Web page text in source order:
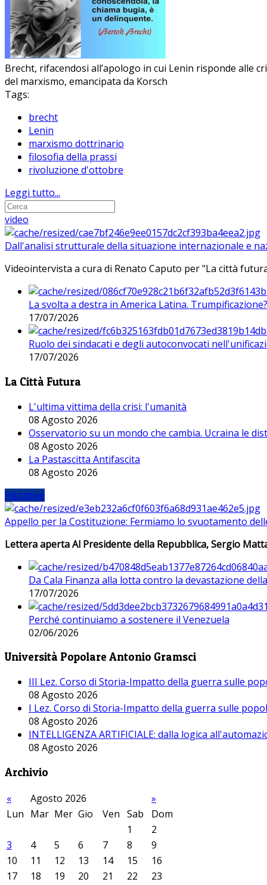
Brecht, rifacendosi all’apologo in cui Lenin risponde alle
del marxismo, emancipata da Korsch
Tags:
brecht
Lenin
marxismo dottrinario
filosofia della prassi
rivoluzione d'ottobre
Leggi tutto...
video
Dall'analisi strutturale della situazione internazionale e
Videointervista a cura di Renato Caputo per "La città
La svolta a destra in America Latina. Trumpificazione?
17/07/2026
Ruolo dei sindacati e degli autoconvocati
17/07/2026
La Città Futura
L'ultima vittima della crisi: l'umanità
08 Agosto 2026
Osservatorio su un mondo che cambia. Ucraina le
08 Agosto 2026
La Pastascitta Antifascita
08 Agosto 2026
Iniziative
Appello per la Costituzione: Fermiamo lo svuotamento
Lettera aperta Al Presidente della Repubblica, Sergio
Da Cala Finanza alla lotta contro la devastazione
17/07/2026
Perché continuiamo a sostenere il Venezuela
02/06/2026
Università Popolare Antonio Gramsci
III Lez. Corso di Storia-Impatto della guerra sulle
08 Agosto 2026
I Lez. Corso di Storia-Impatto della guerra sulle
08 Agosto 2026
INTELLIGENZA ARTIFICIALE: dalla logica
08 Agosto 2026
Archivio
« Agosto 2026
»
Lun Mar Mer Gio Ven Sab
Dom
1
2
3
4 5 6 7 8
9
10
11 12 13 14 15
16
17
18 19 20 21 22 23